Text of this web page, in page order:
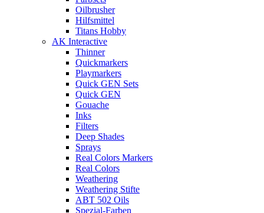
Oilbrusher
Hilfsmittel
Titans Hobby
AK Interactive
Thinner
Quickmarkers
Playmarkers
Quick GEN Sets
Quick GEN
Gouache
Inks
Filters
Deep Shades
Sprays
Real Colors Markers
Real Colors
Weathering
Weathering Stifte
ABT 502 Oils
Spezial-Farben